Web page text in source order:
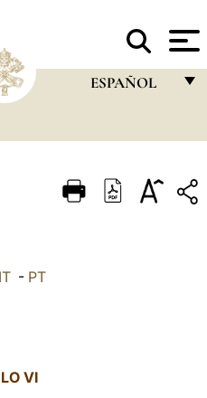
ESPAÑOL
ITALIANO
IT - PT
VI